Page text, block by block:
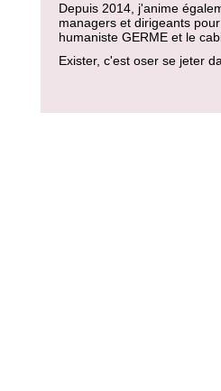
Depuis 2014, j'anime
managers et dirigeants
humaniste GERME et le
Exister, c'est oser se jeter